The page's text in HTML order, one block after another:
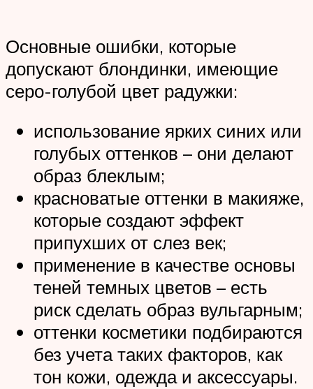
Основные ошибки, которые
допускают блондинки, имеющие
серо-голубой цвет радужки:
использование ярких синих или
голубых оттенков – они делают
образ блеклым;
красноватые оттенки в макияже,
которые создают эффект
припухших от слез век;
применение в качестве основы
теней темных цветов – есть
риск сделать образ вульгарным;
оттенки косметики подбираются
без учета таких факторов, как
тон кожи, одежда и аксессуары.